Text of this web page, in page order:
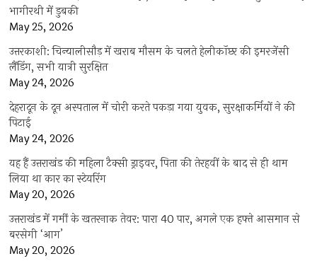
भागीरथी में डुबकी
May 25, 2026
उत्तरकाशी: चिन्यालीसौड़ में खराब मौसम के चलते हेलीकॉप्टर की इमरजेंसी
लैंडिंग, सभी यात्री सुरक्षित
May 24, 2026
देहरादून के दून अस्पताल में चोरी करते पकड़ा गया युवक, सुरक्षाकर्मियों ने की
पिटाई
May 24, 2026
यह हैं उत्तराखंड की महिला टैक्सी ड्राइवर, पिता की तेरहवीं के बाद से ही थाम
लिया था कार का स्टेयरिंग
May 20, 2026
उत्तराखंड में गर्मी के खतरनाक तेवर: पारा 40 पार, अगले एक हफ्ते आसमान से
बरसेगी ‘आग’
May 20, 2026